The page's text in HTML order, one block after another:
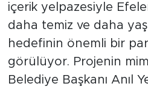
içerik yelpazesiyle
daha temiz ve daha
hedefinin önemli bir
görülüyor. Projenin
Belediye Başkanı Anıl